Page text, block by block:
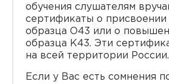
обучения слушателям
сертификаты о присвоении
образца O43 или о
образца K43. Эти
на всей территории России.
Если у Вас есть сомнения